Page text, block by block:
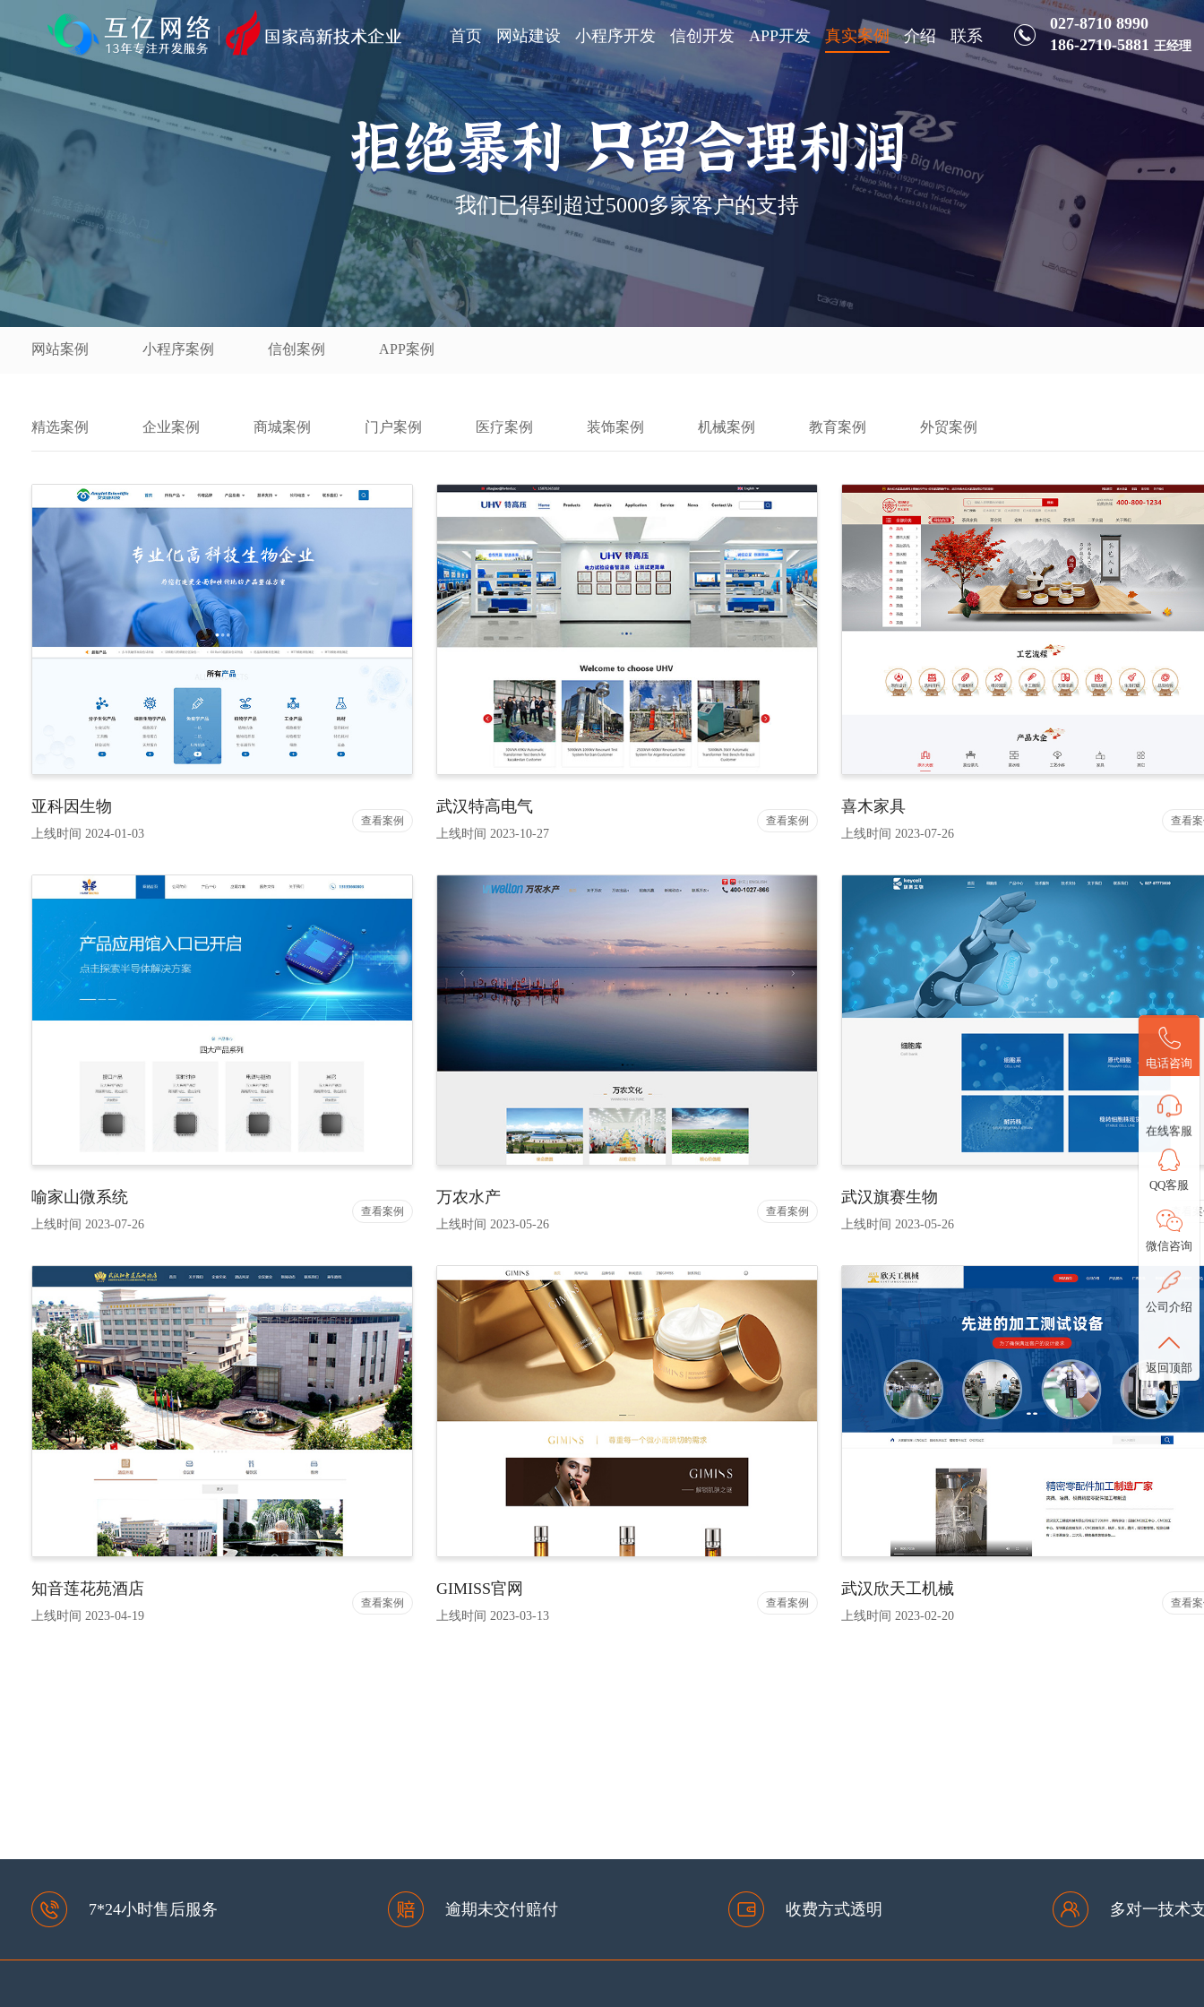
027-8710 8990
186-2710-5881 王经理
首页 网站建设 小程序开发 信创开发 APP开发 真实案例 介绍 联系
拒绝暴利 只留合理利润
我们已得到超过5000多家客户的支持
网站案例 小程序案例 信创案例 APP案例
精选案例 企业案例 商城案例 门户案例 医疗案例 装饰案例 机械案例 教育案例 外贸案例
查看案例
亚科因生物
上线时间 2024-01-03
查看案例
武汉特高电气
上线时间 2023-10-27
查看
喜木家具
上线时间 2023-07-26
查看案例
喻家山微系统
上线时间 2023-07-26
查看案例
万农水产
上线时间 2023-05-26
查看
武汉旗赛生物
上线时间 2023-05-26
查看案例
知音莲花苑酒店
上线时间 2023-04-19
查看案例
GIMISS官网
上线时间 2023-03-13
查看
武汉欣天工机械
上线时间 2023-02-20
7*24小时售后服务 逾期未交付赔付 收费方式透明 多对一技术
电话咨询
在线客服
QQ客服
微信咨询
公司介绍
返回顶部